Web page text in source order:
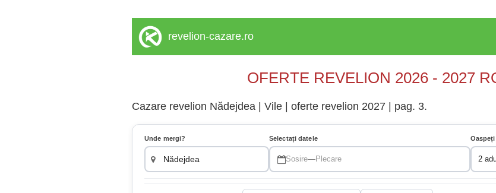
revelion-cazare.ro
OFERTE REVELION 2026 - 2027
Cazare revelion Nădejdea | Vile | oferte revelion 2027 | pag. 3.
Unde mergi? Selectați datele
Sosire—Plecare
Oaspeți
2